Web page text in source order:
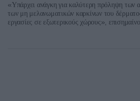
«Υπάρχει ανάγκη για καλύτερη πρόληψη των
των μη μελανωματικών καρκίνων του
εργασίες σε εξωτερικούς χώρους»,